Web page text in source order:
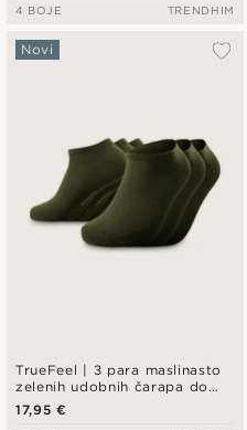
4 BOJE TRENDHIM
TrueFeel | 3 para maslinasto
zelenih udobnih čarapa do
gležnja od bambusa
Novi
17,95 €